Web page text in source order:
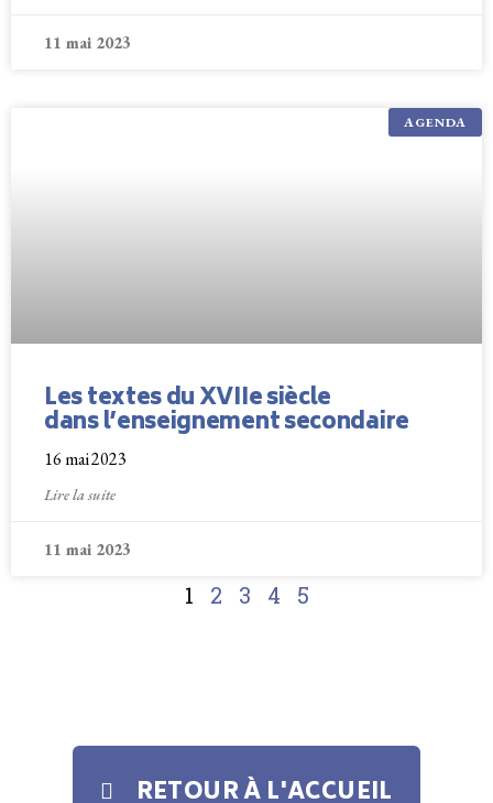
11 mai 2023
AGENDA
Les textes du XVIIe siècle
dans l’enseignement secondaire
16 mai 2023
Lire la suite
11 mai 2023
1 2 3 4 5
RETOUR À L'ACCUEIL